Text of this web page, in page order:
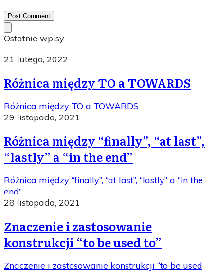
Post Comment
Ostatnie wpisy
21 lutego, 2022
Różnica między TO a TOWARDS
Różnica między TO a TOWARDS
29 listopada, 2021
Różnica między “finally”, “at last”,
“lastly” a “in the end”
Różnica między “finally”, “at last”, “lastly” a “in the
end”
28 listopada, 2021
Znaczenie i zastosowanie
konstrukcji “to be used to”
Znaczenie i zastosowanie konstrukcji “to be used